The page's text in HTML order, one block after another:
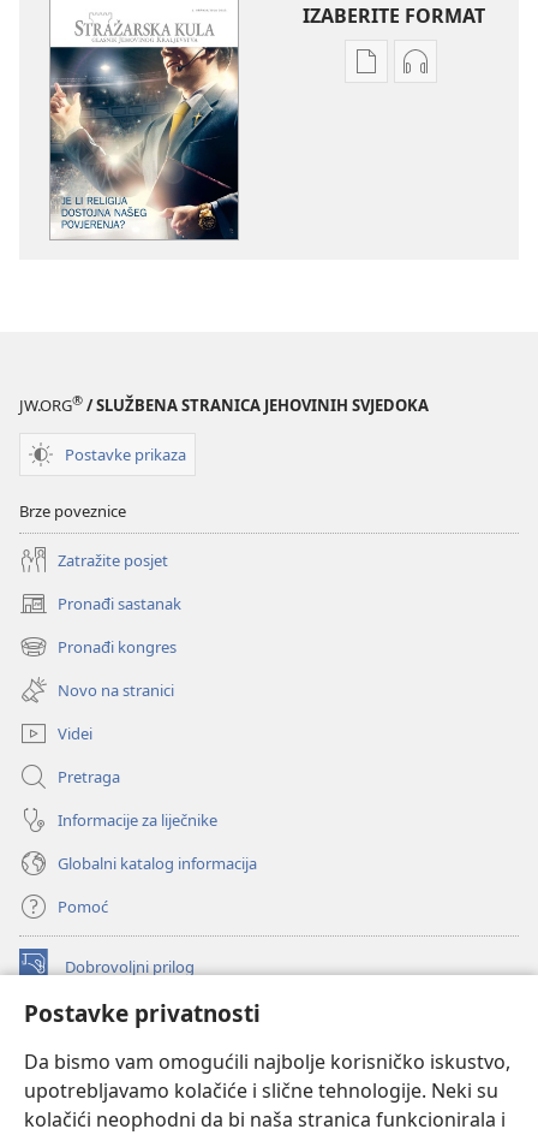
Postavke privatnosti
Da bismo vam omogućili najbolje korisničko iskustvo,
upotrebljavamo kolačiće i slične tehnologije. Neki su
kolačići neophodni da bi naša stranica funkcionirala i
IZABERITE FORMAT
PostavkePostavke
JW.ORG® / SLUŽBENA STRANICA JEHOVINIH SVJEDOKA
Postavke prikaza
Brze poveznice
Zatražite posjet
Pronađi sastanak
(otvara
se
novi
prozor)
Pronađi kongres
(otvara
se
novi
prozor)
Novo na stranici
Videi
Pretraga
Informacije za liječnike
Globalni katalog informacija
Pomoć
Dobrovoljni prilog
(otvara
se
novi
INTERNETSKA BIBLIOTEKA Watchtower
se
novi
prozor)
JW Hub
(otvara
se